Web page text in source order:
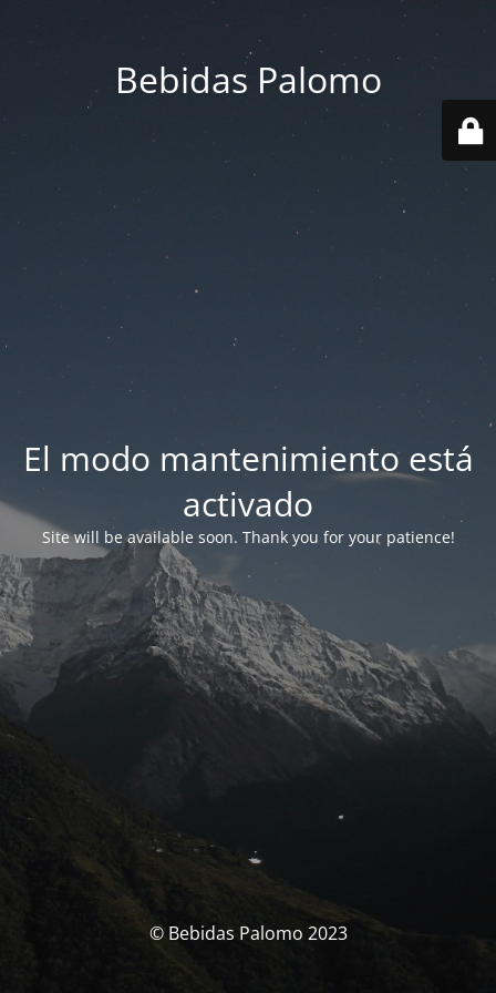
Bebidas Palomo
El modo mantenimiento está
activado
Site will be available soon. Thank you for your patience!
© Bebidas Palomo 2023